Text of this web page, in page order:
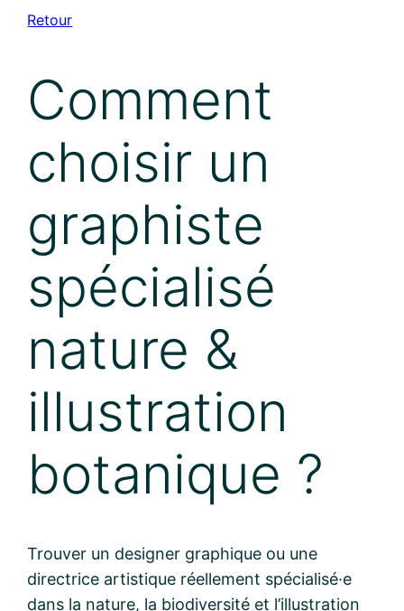
AllerRetour
Comment
choisir un
graphiste
spécialisé
nature &
illustration
botanique ?
Trouver un designer graphique ou une
directrice artistique réellement spécialisé·e
dans la nature, la biodiversité et l’illustration